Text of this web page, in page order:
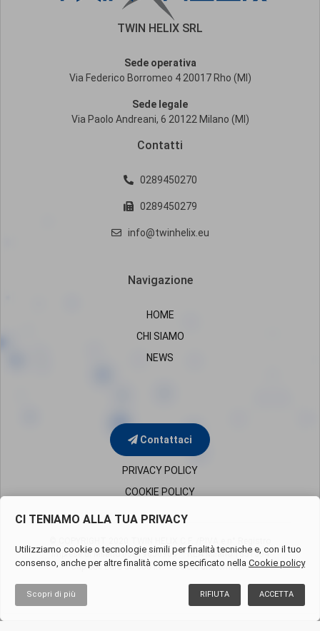
TWIN HELIX SRL
Sede operativa
Via Federico Borromeo 4 20017 Rho (MI)
Sede legale
Via Paolo Andreani, 6 20122 Milano (MI)
Contatti
0289450270
0289450279
info@twinhelix.eu
Navigazione
HOME
CHI SIAMO
NEWS
Contattaci
PRIVACY POLICY
COOKIE POLICY
Imprese di Milano05819650960 – REA Milano 1851394
Cap.Soc.Euro 50.000 i.v. - Società uninominale
CI TENIAMO ALLA TUA PRIVACY
Utilizziamo cookie o tecnologie simili per finalità tecniche e, con il tuo
consenso, anche per altre finalità come specificato nella Cookie policy
Scopri di più ACCETTA
RIFIUTA